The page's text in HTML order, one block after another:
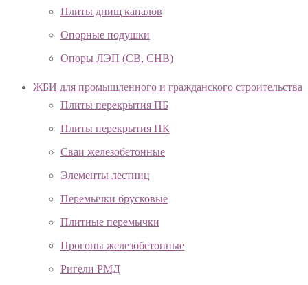
Плиты днищ каналов
Опорные подушки
Опоры ЛЭП (СВ, СНВ)
ЖБИ для промышленного и гражданского строительства
Плиты перекрытия ПБ
Плиты перекрытия ПК
Сваи железобетонные
Элементы лестниц
Перемычки брусковые
Плитные перемычки
Прогоны железобетонные
Ригели РМД